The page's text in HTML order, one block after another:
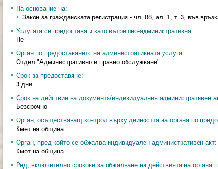
На основание на:
Закон за гражданската регистрация - чл. 88, ал. 1, т. 3, във
Услугата се предоставя и като вътрешно-административна:
Не
Орган по предоставянето на административната услуга:
Отдел "Административно и правно обслужване"
Срок за предоставяне:
3 дни
Срок на действие на документа/индивидуалния административен
Безсрочно
Орган, осъществяващ контрол върху дейността на органа по
Кмет на община
Орган, пред който се обжалва индивидуален административен акт:
Кмет на община
Ред, включително срокове за обжалване на действията на органа